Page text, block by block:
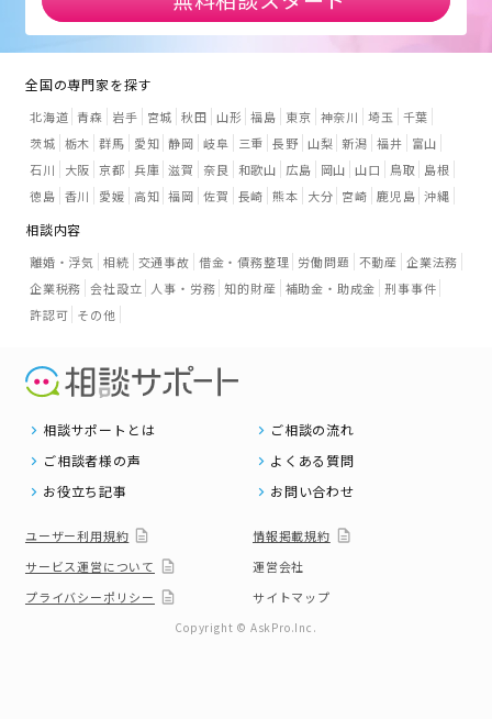
全国の専門家を探す
北海道 青森 岩手 宮城 秋田 山形 福島 東京 神奈川 埼玉
千葉
茨城 栃木 群馬 愛知 静岡 岐阜 三重 長野 山梨 新潟 福井
富山
石川
大阪 京都 兵庫 滋賀 奈良 和歌山 広島 岡山 山口 鳥取
島根
徳島 香川 愛媛 高知 福岡 佐賀 長崎 熊本 大分 宮崎 鹿児島 沖縄
相談内容
離婚・浮気 相続 交通事故 借金・債務整理 労働問題 不動産 企業法務
企業税務 会社設立 人事・労務 知的財産 補助金・助成金 刑事事件
許認可 その他
相談サポートとは
ご相談の流れ
ご相談者様の声
よくある質問
お役立ち記事
お問い合わせ
ユーザー利用規約
情報掲載規約
サービス運営について
運営会社
プライバシーポリシー
サイトマップ
Copyright © AskPro.Inc.